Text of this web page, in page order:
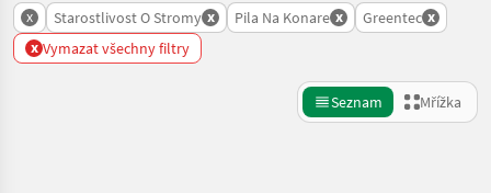
x Starostlivost O Stromy x Pila Na Konare x Greentec x
x Vymazat všechny filtry
Seznam Mřížka